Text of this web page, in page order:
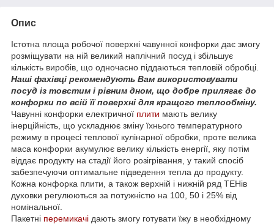
Опис
Істотна площа робочої поверхні чавунної конфорки дає змогу
розміщувати на ній великий наплічний посуд і збільшує
кількість виробів, що одночасно піддаються тепловій обробці.
Наші фахівці рекомендують Вам використовувати
посуд із товстим і рівним дном, що добре прилягає до
конфорки по всій її поверхні для кращого теплообміну.
Чавунні конфорки електричної плити мають велику
інерційність, що ускладнює зміну їхнього температурного
режиму в процесі теплової кулінарної обробки, проте велика
маса конфорки акумулює велику кількість енергії, яку потім
віддає продукту на стадії його розігрівання, у такий спосіб
забезпечуючи оптимальне підведення тепла до продукту.
Кожна конфорка плити, а також верхній і нижній ряд ТЕНів
духовки регулюються за потужністю на 100, 50 і 25% від
номінальної.
Пакетні перемикачі дають змогу готувати їжу в необхідному